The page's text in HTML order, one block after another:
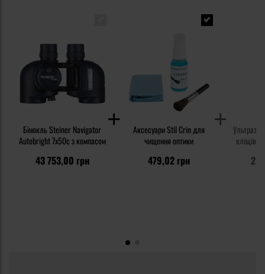
Бінокль Steiner Navigator
Autobright 7x50c з компасом
43 753,00 грн
Аксесуари Stil Crin для
чищення оптики
479,02 грн
кліщів
2